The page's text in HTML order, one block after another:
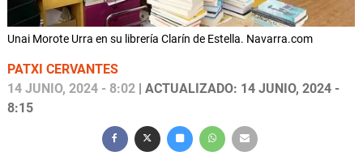
Unai Morote Urra en su librería Clarín de Estella. Navarra.com
PATXI CERVANTES
14 JUNIO, 2024 - 8:02 | ACTUALIZADO: 14 JUNIO, 2024 -
8:15